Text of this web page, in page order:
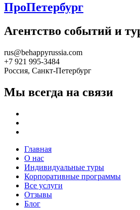
ПроПетербург
Агентство событий и
rus@behappyrussia.com
+7 921 995-3484
Россия, Санкт-Петербург
Мы всегда на связи
Главная
О нас
Индивидуальные туры
Корпоративные программы
Все услуги
Отзывы
Блог